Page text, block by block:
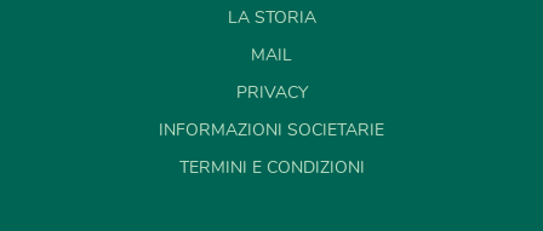
LA STORIA
MAIL
PRIVACY
INFORMAZIONI SOCIETARIE
TERMINI E CONDIZIONI